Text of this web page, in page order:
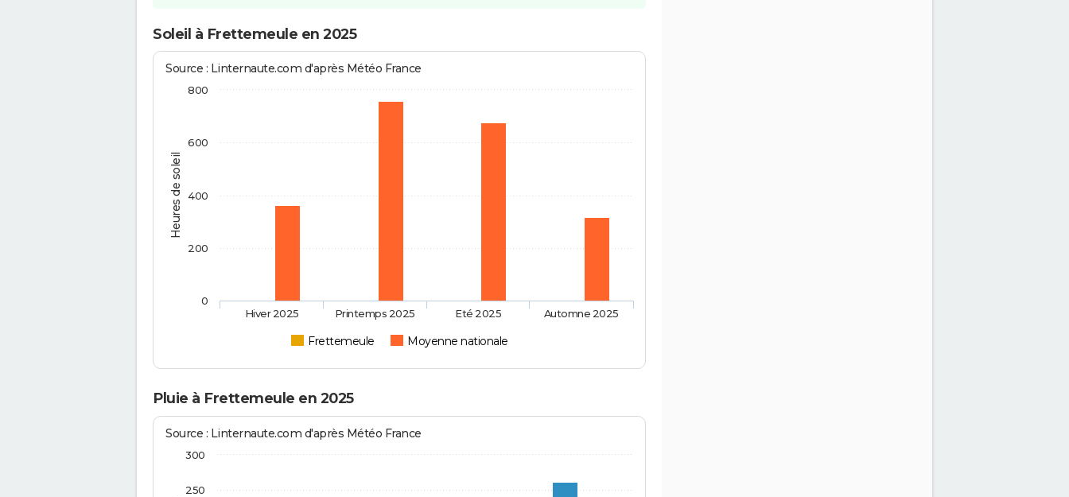
Soleil à Frettemeule en 2025
Heures de soleil
Source : Linternaute.com d'après Météo France
Frettemeule Moyenne nationale
Hiver 2025 Printemps 2025 Eté 2025 Automne 2025
0
200
400
600
800
Pluie à Frettemeule en 2025
Source : Linternaute.com d'après Météo France
250
300